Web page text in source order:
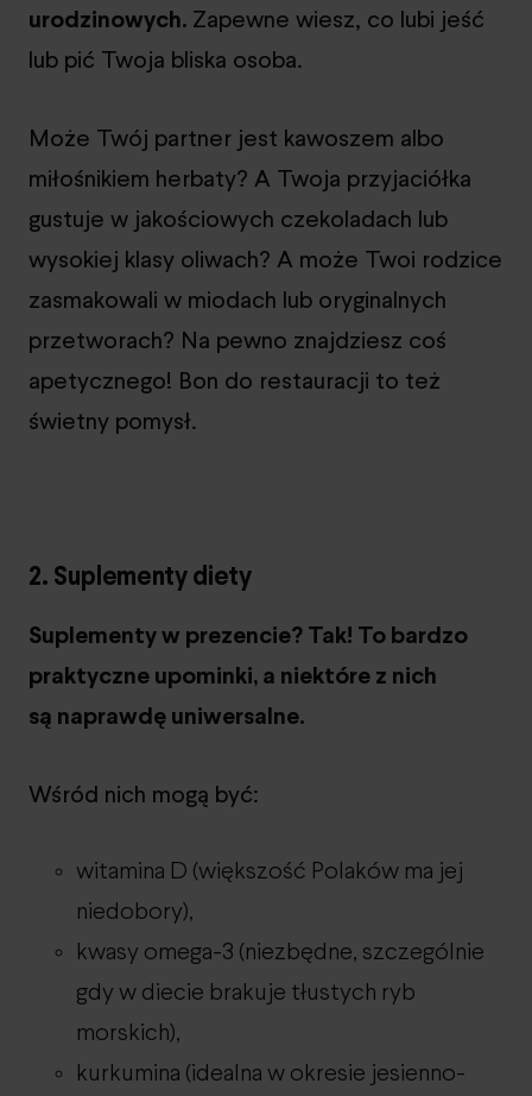
urodzinowych. Zapewne wiesz, co lubi jeść
lub pić Twoja bliska osoba.
Może Twój partner jest kawoszem albo
miłośnikiem herbaty? A Twoja przyjaciółka
gustuje w jakościowych czekoladach lub
wysokiej klasy oliwach? A może Twoi rodzice
zasmakowali w miodach lub oryginalnych
przetworach? Na pewno znajdziesz coś
apetycznego! Bon do restauracji to też
świetny pomysł.
2. Suplementy diety
Suplementy w prezencie? Tak! To bardzo
praktyczne upominki, a niektóre z nich
są naprawdę uniwersalne.
Wśród nich mogą być:
witamina D (większość Polaków ma jej
niedobory),
kwasy omega-3 (niezbędne, szczególnie
gdy w diecie brakuje tłustych ryb
morskich),
kurkumina (idealna w okresie jesienno-